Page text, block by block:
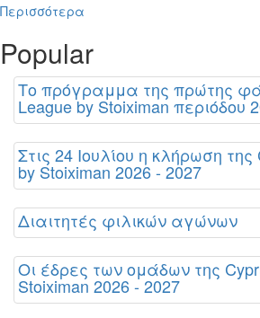
Περισσότερα
Popular
Το πρόγραμμα της πρώτης
League by Stoiximan περιόδου
Στις 24 Ιουλίου η κλήρωση
by Stoiximan 2026 - 2027
Διαιτητές φιλικών αγώνων
Οι έδρες των ομάδων της
Stoiximan 2026 - 2027